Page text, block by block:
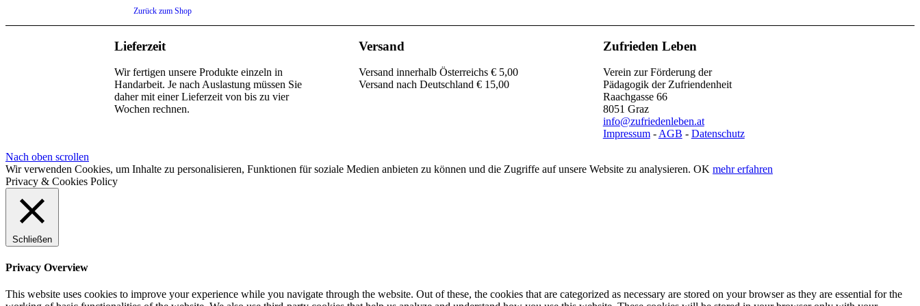
Zurück zum Shop
Lieferzeit
Wir fertigen unsere Produkte einzeln in
Handarbeit. Je nach Auslastung müssen Sie
daher mit einer Lieferzeit von bis zu vier
Wochen rechnen.
Versand
Versand innerhalb Österreichs € 5,00
Versand nach Deutschland € 15,00
Zufrieden Leben
Verein zur Förderung der
Pädagogik der Zufriendenheit
Raachgasse 66
8051 Graz
info@zufriedenleben.at
Impressum-AGB - Datenschutz
Nach oben scrollen
Wir verwenden Cookies, um Inhalte zu personalisieren, Funktionen für soziale Medien anbieten zu können und die Zugriffe auf unsere Website zu analysieren. OK mehr erfahren
Privacy & Cookies Policy
Schließen
Privacy Overview
This website uses cookies to improve your experience while you navigate through the website. Out of these, the cookies that are categorized as necessary are stored on your browser as they are essential for the